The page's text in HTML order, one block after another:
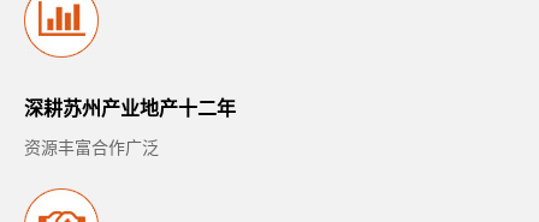
深耕苏州产业地产十二年
资源丰富合作广泛